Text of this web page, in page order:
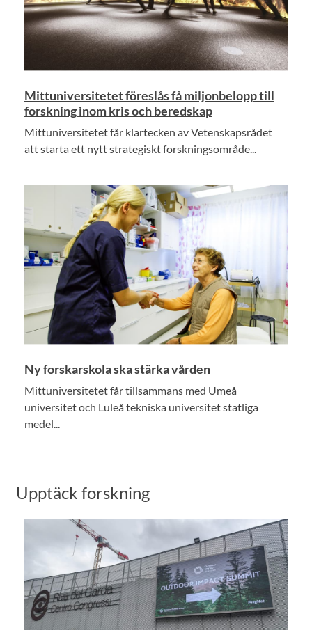
Mittuniversitetet föreslås få miljonbelopp till
forskning inom kris och beredskap
Mittuniversitetet får klartecken av Vetenskapsrådet
att starta ett nytt strategiskt forskningsområde...
Ny forskarskola ska stärka vården
Mittuniversitetet får tillsammans med Umeå
universitet och Luleå tekniska universitet statliga
medel...
Upptäck forskning